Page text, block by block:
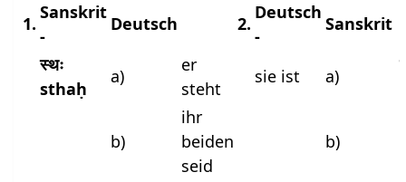
1.
Sanskrit
-
Deutsch 2.
Deutsch
-
Sanskrit
स्थः
sthaḥ
a)
er
steht
sie ist a)
b)
ihr
beiden
seid
b)